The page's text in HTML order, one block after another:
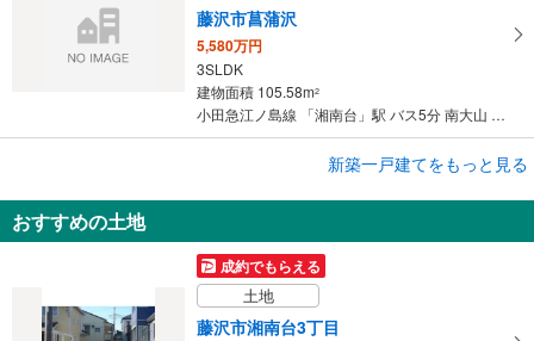
藤沢市菖蒲沢
5,580万円
3SLDK
建物面積 105.58m2
小田急江ノ島線 「湘南台」駅 バス5分 南大山 バス停下車 徒歩7分
5,330万円
3SLDK
建物面積 105.98m
新築一戸建てをもっと見る
おすすめの土地
成約でもらえる
土地
藤沢市湘南台3丁目